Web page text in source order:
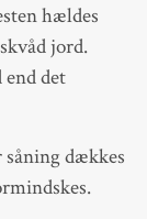
hældes
jord.
det
dækkes